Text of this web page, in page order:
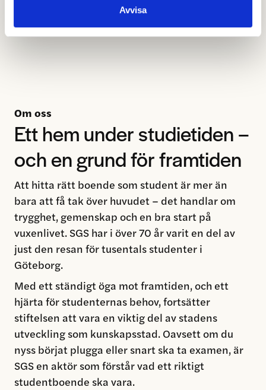
Avvisa
Om oss
Ett hem under studietiden –
och en grund för framtiden
Att hitta rätt boende som student är mer än
bara att få tak över huvudet – det handlar om
trygghet, gemenskap och en bra start på
vuxenlivet. SGS har i över 70 år varit en del av
just den resan för tusentals studenter i
Göteborg.
Med ett ständigt öga mot framtiden, och ett
hjärta för studenternas behov, fortsätter
stiftelsen att vara en viktig del av stadens
utveckling som kunskapsstad. Oavsett om du
nyss börjat plugga eller snart ska ta examen, är
SGS en aktör som förstår vad ett riktigt
studentboende ska vara.